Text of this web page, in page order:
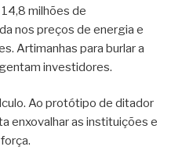
milhões de
nos preços de energia e
Artimanhas para burlar a
investidores.
Ao protótipo de ditador
enxovalhar as instituições e